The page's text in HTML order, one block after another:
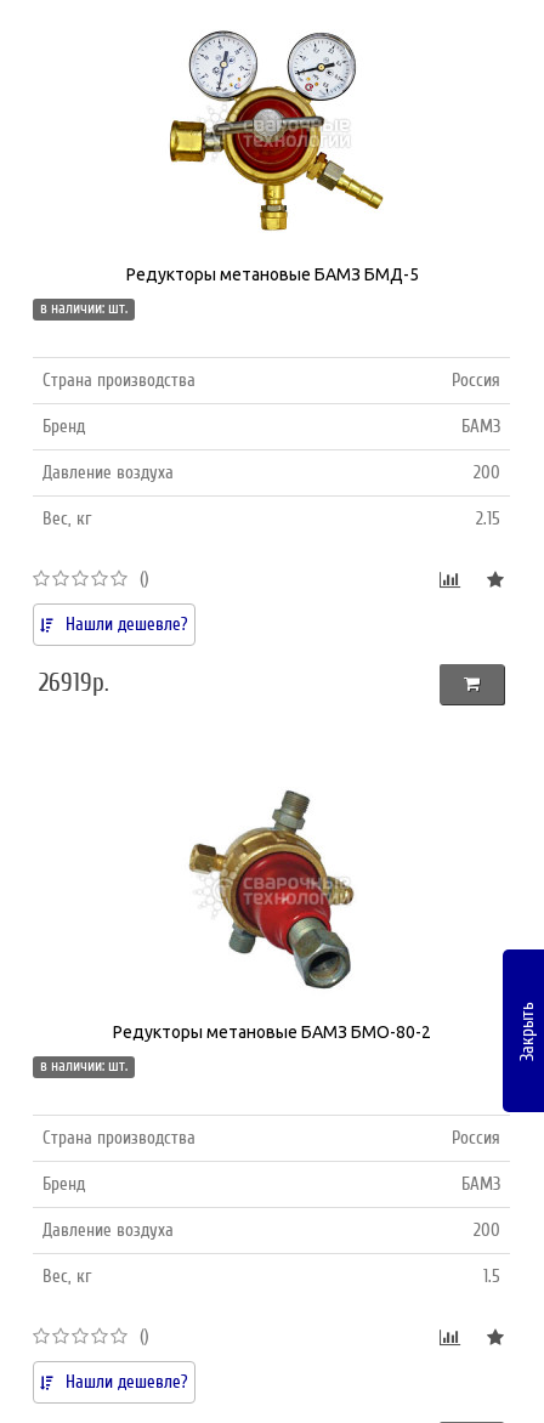
Редукторы метановые БАМЗ БМД-5
в наличии: шт.
Страна производства Россия
Бренд БАМЗ
Давление воздуха 200
Вес, кг 2.15
()
Нашли дешевле?
26919р.
Редукторы метановые БАМЗ БМО-80-2
в наличии: шт.
Страна производства Россия
Бренд БАМЗ
Давление воздуха 200
Вес, кг 1.5
()
Нашли дешевле?
Закрыть